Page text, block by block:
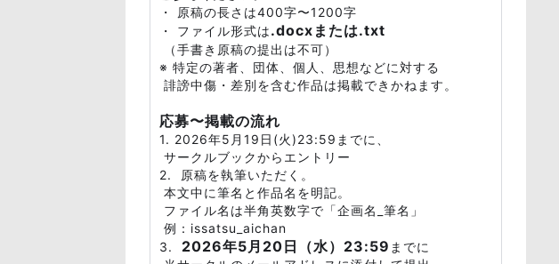
・ 原稿の長さは400字〜1200字
・ ファイル形式は.docxまたは.txt
（手書き原稿の提出は不可）
※ 特定の著者、団体、個人、思想などに対する
誹謗中傷・差別を含む作品は掲載できかねます。
応募〜掲載の流れ
1. 2026年5月19日(火)23:59までに、
サークルブックからエントリー
2. 原稿を執筆いただく。
本文中に筆名と作品名を明記。
ファイル名は半角英数字で「企画名_筆名」
例：issatsu_aichan
3.
2026年5月20日（水）23:59 までに